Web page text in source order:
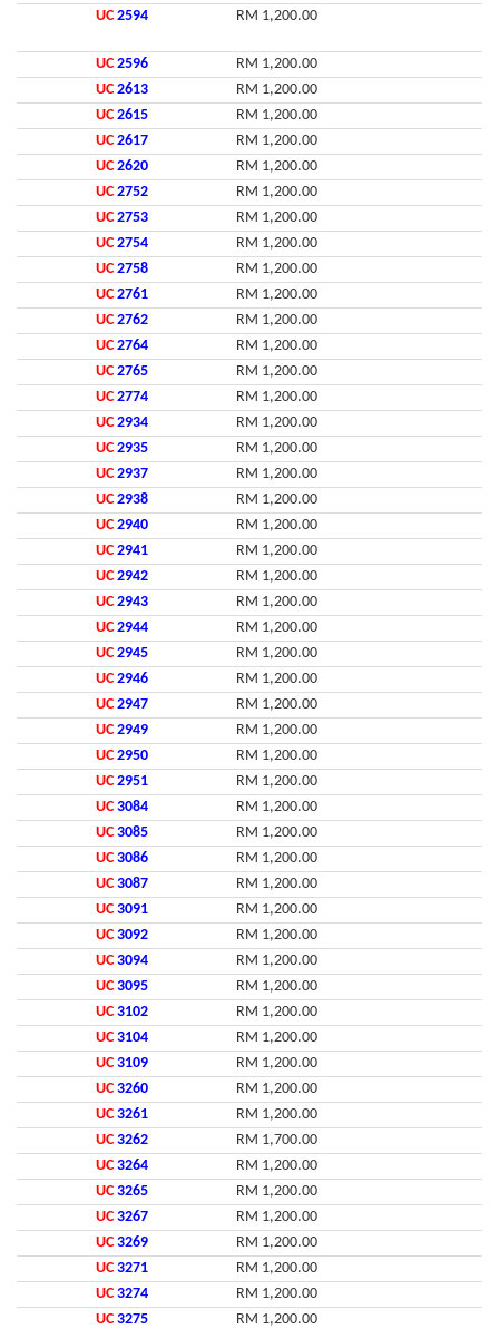
UC 2594 RM 1,200.00
UC 2596
RM 1,200.00
UC 2613
RM 1,200.00
UC 2615
RM 1,200.00
UC 2617
RM 1,200.00
UC 2620
RM 1,200.00
UC 2752
RM 1,200.00
UC 2753
RM 1,200.00
UC 2754
RM 1,200.00
UC 2758
RM 1,200.00
UC 2761
RM 1,200.00
UC 2762
RM 1,200.00
UC 2764
RM 1,200.00
UC 2765
RM 1,200.00
UC 2774
RM 1,200.00
UC 2934
RM 1,200.00
UC 2935
RM 1,200.00
UC 2937
RM 1,200.00
UC 2938
RM 1,200.00
UC 2940
RM 1,200.00
UC 2941
RM 1,200.00
UC 2942
RM 1,200.00
UC 2943
RM 1,200.00
UC 2944
RM 1,200.00
UC 2945
RM 1,200.00
UC 2946
RM 1,200.00
UC 2947
RM 1,200.00
UC 2949
RM 1,200.00
UC 2950
RM 1,200.00
UC 2951
RM 1,200.00
UC 3084
RM 1,200.00
UC 3085
RM 1,200.00
UC 3086
RM 1,200.00
UC 3087
RM 1,200.00
UC 3091
RM 1,200.00
UC 3092
RM 1,200.00
UC 3094
RM 1,200.00
UC 3095
RM 1,200.00
UC 3102
RM 1,200.00
UC 3104
RM 1,200.00
UC 3109
RM 1,200.00
UC 3260
RM 1,200.00
UC 3261
RM 1,200.00
UC 3262
RM 1,700.00
UC 3264
RM 1,200.00
UC 3265
RM 1,200.00
UC 3267
RM 1,200.00
UC 3269
RM 1,200.00
UC 3271
RM 1,200.00
UC 3274
RM 1,200.00
UC 3275
RM 1,200.00